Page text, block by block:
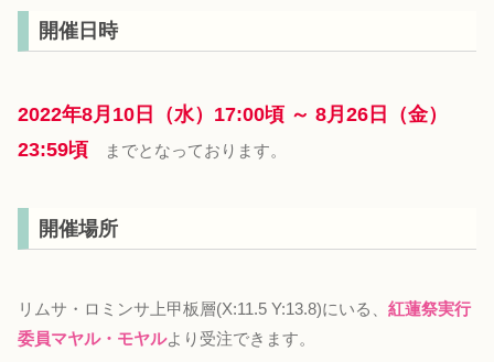
開催日時
2022年8月10日（水）17:00頃 ～ 8月26日（金）
23:59頃 までとなっております。
開催場所
リムサ・ロミンサ上甲板層(X:11.5 Y:13.8)にいる、 紅蓮祭実行
委員マヤル・モヤルより受注できます。